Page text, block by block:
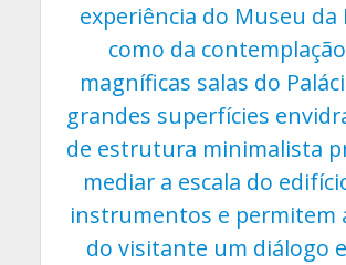
experiência do Museu da
como da
magníficas salas do
grandes superfícies
de estrutura minimalista
mediar a escala do
instrumentos e permitem
do visitante um diálogo